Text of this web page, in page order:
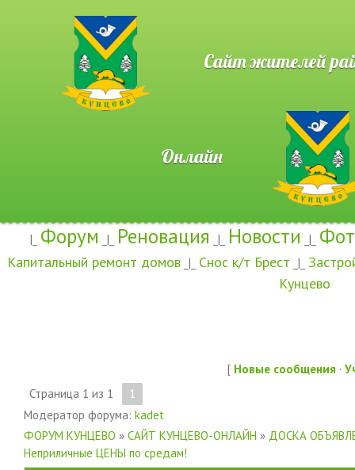
Сайт жителей
Онлайн
|_ Форум _|_ Реновация _|_ Новости _|_
Капитальный ремонт домов _|_ Снос к/т Брест _|_
Кунцево
[ Новые сообщения ·
Страница 1 из 1
1
Модератор форума: kadet
ФОРУМ КУНЦЕВО » САЙТ КУНЦЕВО-ОНЛАЙН » ДОСКА
Неприличные ЦЕНЫ по средам!